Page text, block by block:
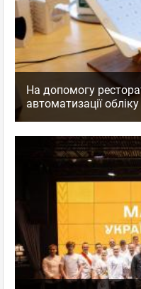
На допомогу
автоматизації